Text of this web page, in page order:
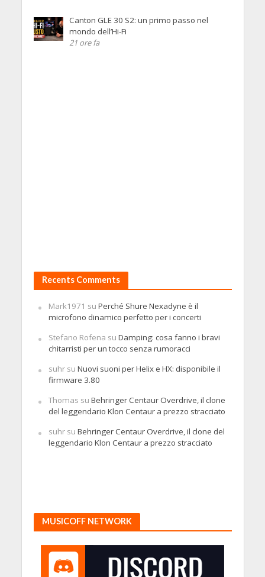
Canton GLE 30 S2: un primo passo nel
mondo dell’Hi-Fi
21 ore fa
Recents Comments
Mark1971 su Perché Shure Nexadyne è il
microfono dinamico perfetto per i concerti
Stefano Rofena su Damping: cosa fanno i bravi
chitarristi per un tocco senza rumoracci
suhrsu Nuovi suoni per Helix e HX: disponibile il
firmware 3.80
Thomas su Behringer Centaur Overdrive, il clone
del leggendario Klon Centaur a prezzo stracciato
suhrsu Behringer Centaur Overdrive, il clone del
leggendario Klon Centaur a prezzo stracciato
MUSICOFF NETWORK